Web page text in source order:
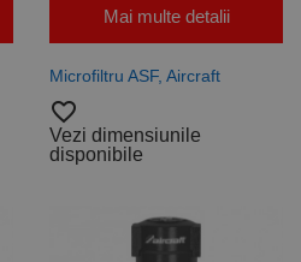
Mai multe detalii
Microfiltru ASF, Aircraft
favorite_border
Vezi dimensiunile
disponibile